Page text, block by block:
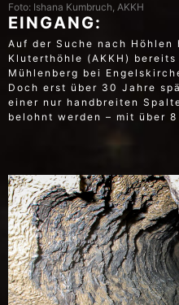
Foto: Ishana Kumbruch, AKKH
EINGANG:
Auf der Suche nach
Kluterthöhle (AKKH) bereits
Mühlenberg bei
Doch erst über 30 Jahre
einer nur handbreiten
belohnt werden – mit über